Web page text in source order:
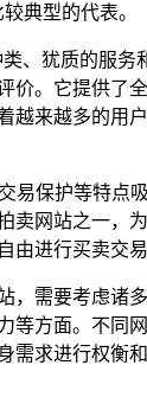
典型的代表。
、犹质的服务
价。它提供了
越来越多的用
易保护等特点
卖网站之一，
由进行买卖交易
，需要考虑诸
等方面。不同
需求进行权衡和